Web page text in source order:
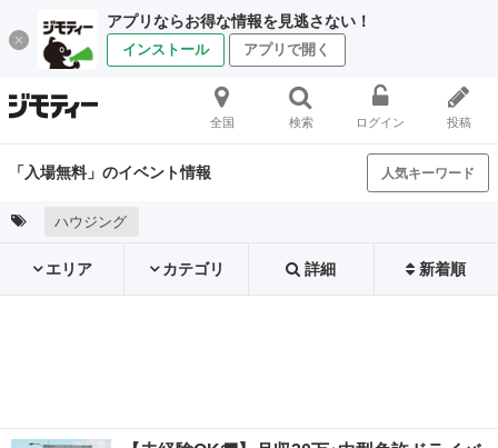
アプリならお得な情報を見逃さない！
インストール アプリで開く
全国 検索 ログイン 投稿
「入場無料」のイベント情報 人気キーワード
ハウジング
エリア カテゴリ 詳細 新着順